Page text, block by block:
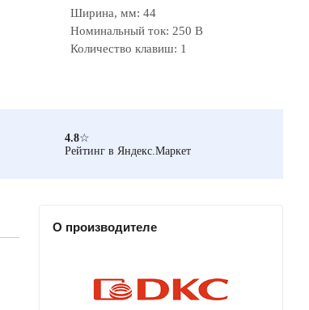
Ширина, мм: 44
Номинальный ток: 250 В
Количество клавиш: 1
4.8☆
Рейтинг в Яндекс.Маркет
О производителе